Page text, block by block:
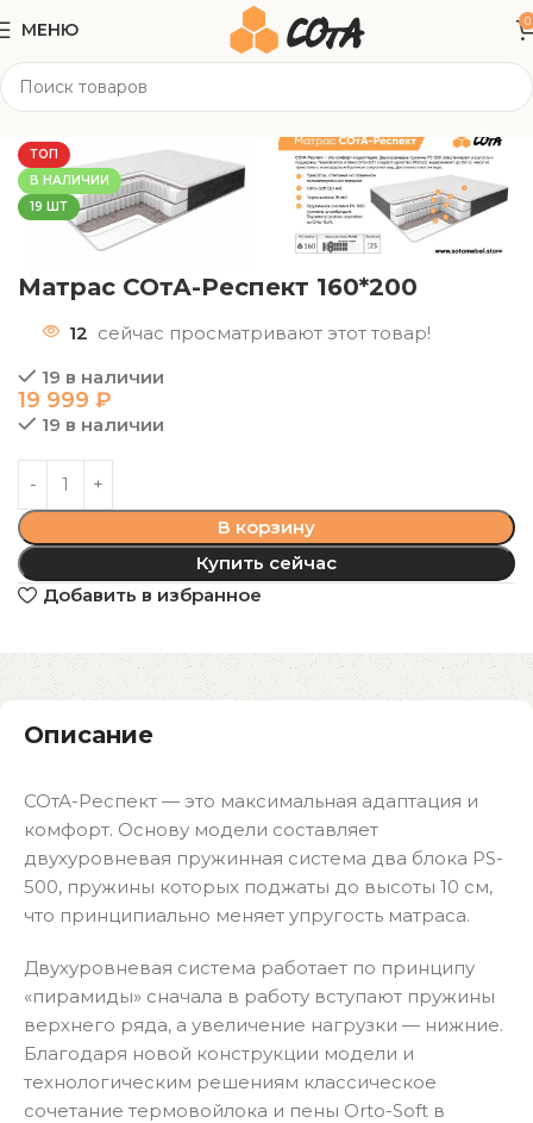
МЕНЮ 0
Матрасы
ТОП
В НАЛИЧИИ
19 ШТ
Матрас СОтА-Респект 160*200
12 сейчас просматривают этот товар!
19 в наличии
19 999 ₽
19 в наличии
В корзину
Купить сейчас
Добавить в избранное
Описание
СОтА-Респект — это максимальная адаптация и
комфорт. Основу модели составляет
двухуровневая пружинная система два блока РS-
500, пружины которых поджаты до высоты 10 см,
что принципиально меняет упругость матраса.
Двухуровневая система работает по принципу
«пирамиды» сначала в работу вступают пружины
верхнего ряда, а увеличение нагрузки — нижние.
Благодаря новой конструкции модели и
технологическим решениям классическое
сочетание термовойлока и пены Orto-Soft в